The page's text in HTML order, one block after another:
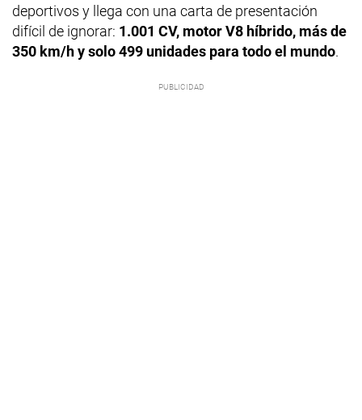
deportivos y llega con una carta de presentación
difícil de ignorar: 1.001 CV, motor V8 híbrido, más de
350 km/h y solo 499 unidades para todo el mundo.